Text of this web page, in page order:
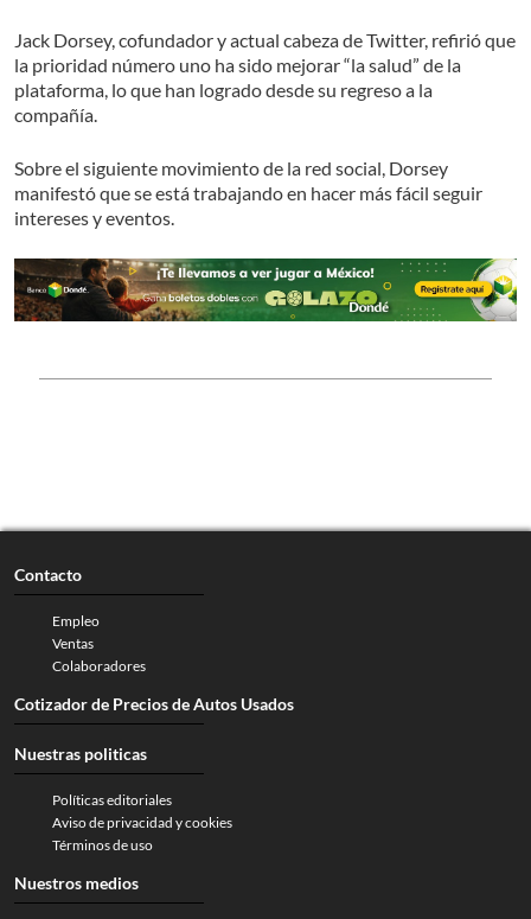
Jack Dorsey, cofundador y actual cabeza de Twitter, refirió que
la prioridad número uno ha sido mejorar “la salud” de la
plataforma, lo que han logrado desde su regreso a la
compañía.
Sobre el siguiente movimiento de la red social, Dorsey
manifestó que se está trabajando en hacer más fácil seguir
intereses y eventos.
Contacto
Empleo
Ventas
Colaboradores
Cotizador de Precios de Autos Usados
Nuestras politicas
Políticas editoriales
Aviso de privacidad y cookies
Términos de uso
Nuestros medios